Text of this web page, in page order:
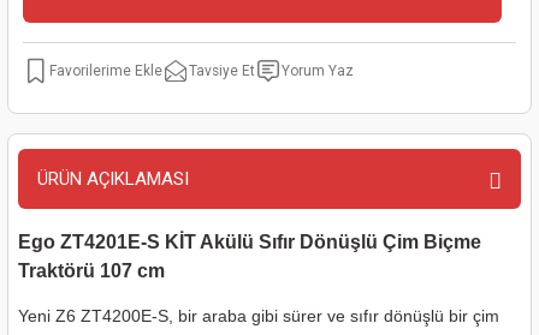
Mak.
Tavsiye Et Yorum Yaz
ÜRÜN AÇIKLAMASI
Ego ZT4201E-S KİT Akülü Sıfır Dönüşlü Çim Biçme
Traktörü 107 cm
Yeni Z6 ZT4200E-S, bir araba gibi sürer ve sıfır dönüşlü bir çim